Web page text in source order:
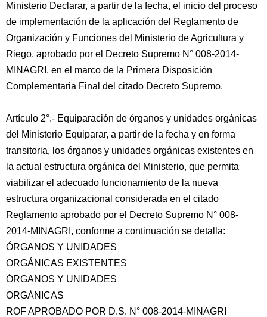
Ministerio Declarar, a partir de la fecha, el inicio del proceso
de implementación de la aplicación del Reglamento de
Organización y Funciones del Ministerio de Agricultura y
Riego, aprobado por el Decreto Supremo N° 008-2014-
MINAGRI, en el marco de la Primera Disposición
Complementaria Final del citado Decreto Supremo.
Artículo 2°.- Equiparación de órganos y unidades orgánicas
del Ministerio Equiparar, a partir de la fecha y en forma
transitoria, los órganos y unidades orgánicas existentes en
la actual estructura orgánica del Ministerio, que permita
viabilizar el adecuado funcionamiento de la nueva
estructura organizacional considerada en el citado
Reglamento aprobado por el Decreto Supremo N° 008-
2014-MINAGRI, conforme a continuación se detalla:
ÓRGANOS Y UNIDADES
ORGÁNICAS EXISTENTES
ÓRGANOS Y UNIDADES
ORGÁNICAS
ROF APROBADO POR D.S. N° 008-2014-MINAGRI